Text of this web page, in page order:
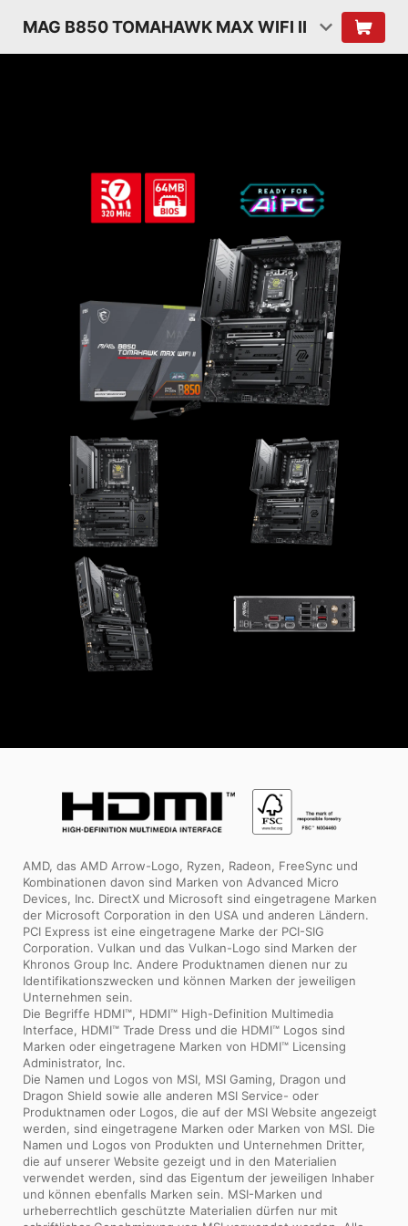
MAG B850 TOMAHAWK MAX WIFI II
AMD, das AMD Arrow-Logo, Ryzen, Radeon, FreeSync und
Kombinationen davon sind Marken von Advanced Micro
Devices, Inc. DirectX und Microsoft sind eingetragene Marken
der Microsoft Corporation in den USA und anderen Ländern.
PCI Express ist eine eingetragene Marke der PCI-SIG
Corporation. Vulkan und das Vulkan-Logo sind Marken der
Khronos Group Inc. Andere Produktnamen dienen nur zu
Identifikationszwecken und können Marken der jeweiligen
Unternehmen sein.
Die Begriffe HDMI™, HDMI™ High-Definition Multimedia
Interface, HDMI™ Trade Dress und die HDMI™ Logos sind
Marken oder eingetragene Marken von HDMI™ Licensing
Administrator, Inc.
Die Namen und Logos von MSI, MSI Gaming, Dragon und
Dragon Shield sowie alle anderen MSI Service- oder
Produktnamen oder Logos, die auf der MSI Website angezeigt
werden, sind eingetragene Marken oder Marken von MSI. Die
Namen und Logos von Produkten und Unternehmen Dritter,
die auf unserer Website gezeigt und in den Materialien
verwendet werden, sind das Eigentum der jeweiligen Inhaber
und können ebenfalls Marken sein. MSI-Marken und
urheberrechtlich geschützte Materialien dürfen nur mit